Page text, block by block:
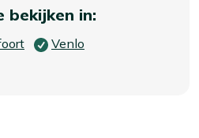
in:
Venlo